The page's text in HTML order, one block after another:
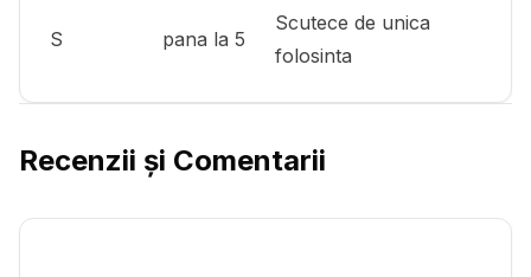
S pana la 5
Scutece de unica
folosinta
Recenzii și Comentarii